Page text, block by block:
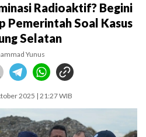
Radioaktif? Begini
Pemerintah Soal Kasus
Selatan
Yunus
2025 | 21:27 WIB